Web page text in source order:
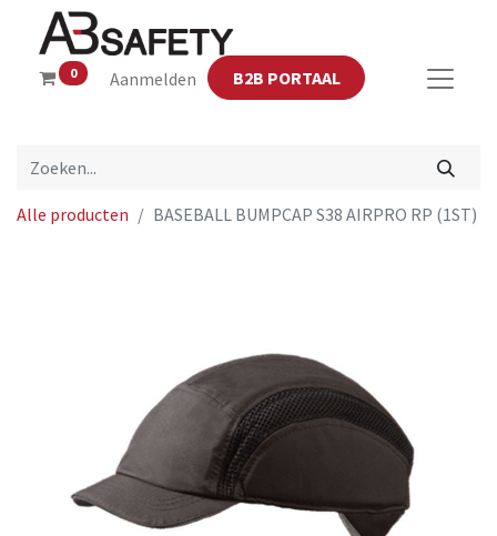
0 Aanmelden B2B PORTAAL
Alle producten BASEBALL BUMPCAP S38 AIRPRO RP (1ST)